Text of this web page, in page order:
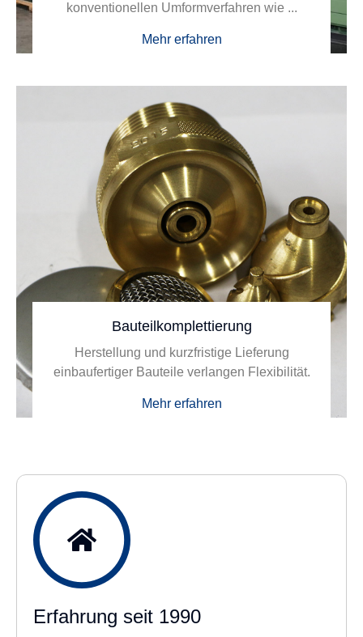
konventionellen Umformverfahren wie ...
Mehr erfahren
Bauteilkomplettierung
Herstellung und kurzfristige Lieferung
einbaufertiger Bauteile verlangen Flexibilität.
Mehr erfahren
Erfahrung seit 1990